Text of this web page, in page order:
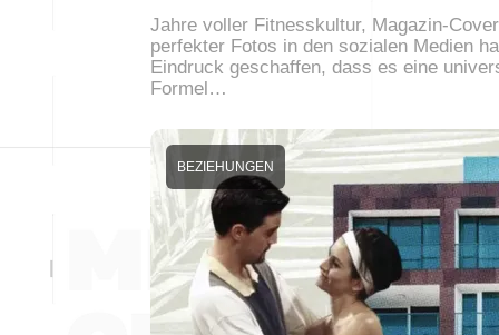
Jahre voller Fitnesskultur, Magazin-
perfekter Fotos in den sozialen Medien
Eindruck geschaffen, dass es eine
Formel…
BEZIEHUNGEN